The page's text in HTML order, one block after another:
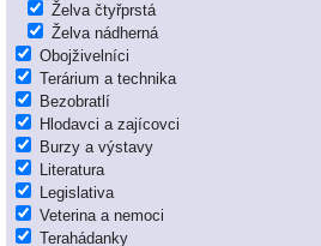
Želva čtyřprstá
Želva nádherná
Obojživelníci
Terárium a technika
Bezobratlí
Hlodavci a zajícovci
Burzy a výstavy
Literatura
Legislativa
Veterina a nemoci
Terahádanky